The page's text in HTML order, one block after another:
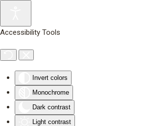
Accessibility Tools
Invert colors
Monochrome
Dark contrast
Light contrast